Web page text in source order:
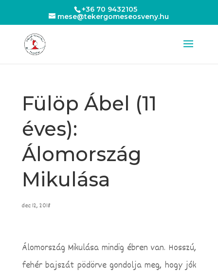
+36 70 9432105
mese@tekergomeseosveny.hu
Fülöp Ábel (11
éves):
Álomország
Mikulása
dec 12, 2018
Álomország Mikulása mindig ébren van. Hosszú,
fehér bajszát pödörve gondolja meg, hogy jók